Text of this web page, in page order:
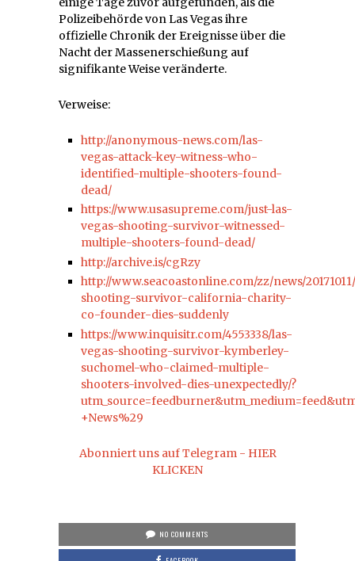
Polizeibehörde von Las Vegas ihre
offizielle Chronik der Ereignisse über die
Nacht der Massenerschießung auf
signifikante Weise veränderte.
Verweise:
http://anonymous-news.com/las-
vegas-attack-key-witness-who-
identified-multiple-shooters-found-
dead/
https://www.usasupreme.com/just-las-
vegas-shooting-survivor-witnessed-
multiple-shooters-found-dead/
http://archive.is/cgRzy
http://www.seacoastonline.com/zz/news/
shooting-survivor-california-charity-
co-founder-dies-suddenly
https://www.inquisitr.com/4553338/las-
vegas-shooting-survivor-kymberley-
suchomel-who-claimed-multiple-
shooters-involved-dies-unexpectedly/?
+News%29
Abonniert uns auf Telegram - HIER
KLICKEN
NO COMMENTS